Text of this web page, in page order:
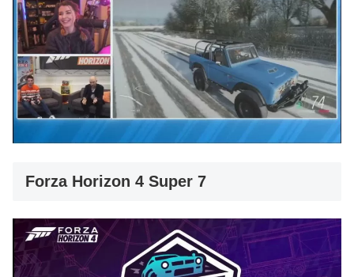
Forza Horizon 4 Super 7